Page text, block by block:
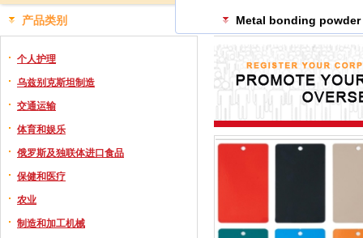
产品类别
个人护理
乌兹别克斯坦制造
交通运输
体育和娱乐
俄罗斯及独联体进口食品
保健和医疗
农业
制造和加工机械
Metal bonding powder